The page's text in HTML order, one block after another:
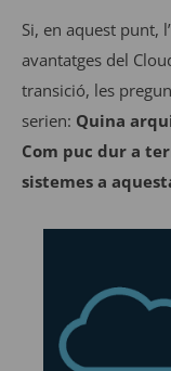
Si, en aquest punt,
avantatges del
transició, les
serien: Quina
Com puc dur a
sistemes a